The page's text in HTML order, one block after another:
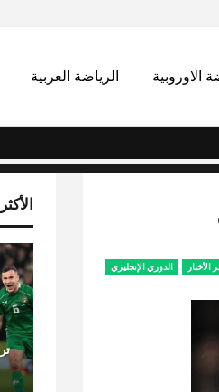
الاوروبية الرياضة العربية
الأخبار الدوري الإنجليزي